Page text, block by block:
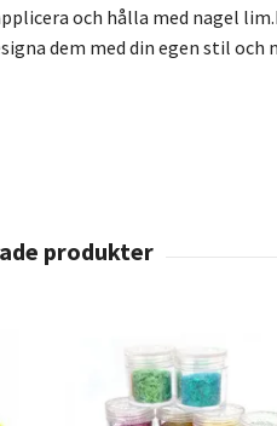
och hålla med nagel
dem med din egen stil och